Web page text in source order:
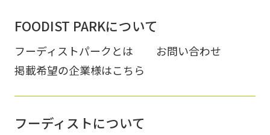
FOODIST PARKについて
フーディストパークとは
お問い合わせ
掲載希望の企業様はこちら
フーディストについて